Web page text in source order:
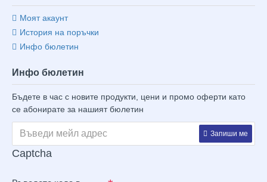
Моят акаунт
История на поръчки
Инфо бюлетин
Инфо бюлетин
Бъдете в час с новите продукти, цени и промо оферти като
се абонирате за нашият бюлетин
Запиши ме
Captcha